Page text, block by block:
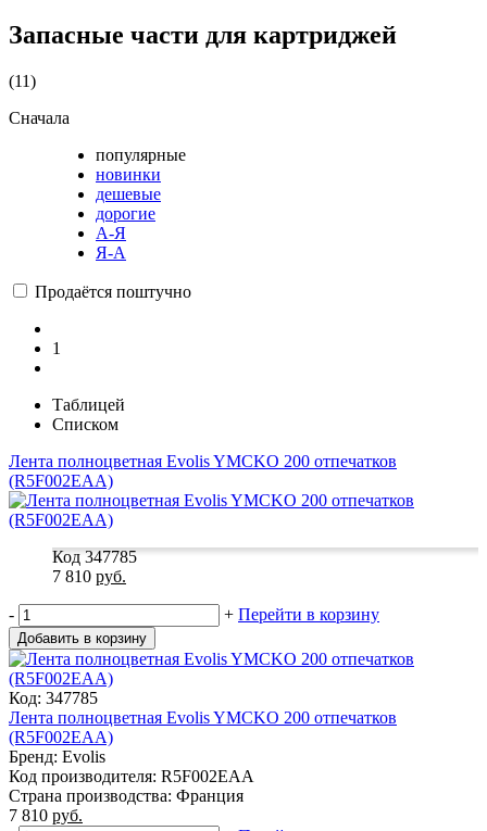
Запасные части для картриджей
(11)
Сначала
популярные
новинки
дешевые
дорогие
А-Я
Я-А
Продаётся поштучно
1
Таблицей
Списком
Лента полноцветная Evolis YMCKO 200 отпечатков
(R5F002EAA)
Код 347785
7 810 руб.
- + Перейти в корзину
Добавить в корзину
Код: 347785
Лента полноцветная Evolis YMCKO 200 отпечатков
(R5F002EAA)
Бренд: Evolis
Код производителя: R5F002EAA
Страна производства: Франция
7 810 руб.